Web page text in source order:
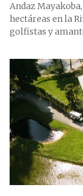
Andaz
hectáreas en la
golfistas y